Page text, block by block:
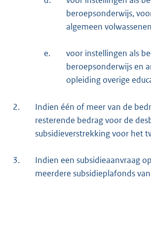
beroepsonderwijs,
algemeen
e.
voor instellingen als
beroepsonderwijs en
opleiding overige
2.
Indien één of meer van de
resterende bedrag voor de
subsidieverstrekking voor het
3.
Indien een subsidieaanvraag
meerdere subsidieplafonds